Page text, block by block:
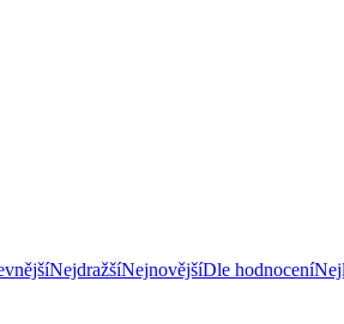
NejdražšíNejnovějšíDle hodnocení